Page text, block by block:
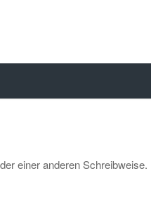
einer anderen Schreibweise.